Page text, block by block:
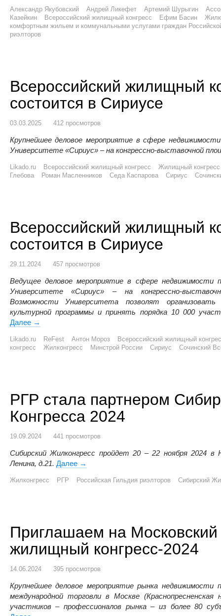
Александр Якубовский Андрей Ликефет Артемий Шурыгин
Казейкин
Всероссийский жилищный конгресс Ефим Басин
комфортным жильем и коммунальными услугами граждан
риэлторов
Всероссийский жилищный
состоится в Сириусе
03.03.2025 412 просмотров
Крупнейшее деловое мероприятие в сфере
Университете «Сириус» – на конгрессно-выставочной
Likado.ru Всероссийский жилищный конгресс
Жилищный конгресс
Глебова
Роман Масленников Седа Каспарова Сириус
Всероссийский жилищный
состоится в Сириусе
29.11.2024 457 просмотров
Ведущее деловое мероприятие в сфере недвижимости
Университете «Сириус» – на конгрессно-
Возможности Университета позволят
культурной программы и принять порядка 10 000
Далее Всероссийский жилищный конгресс 2025 вновь
→
Likado.ru ReFest Антон Мороз
Всероссийский жилищный
конгресс
Жилконгресс Минстрой России Сириус Сочинский
РГР стала партнером
Конгресса 2024
19.09.2024 441 просмотров
Сибирский Жилконгресс пройдет 20 – 22 ноября 2024
Ленина, д.21. Далее РГР стала партнером Сибирского
→
Жилконгресс РГР Российская Гильдия риэлторов Сибирский
Приглашаем на
жилищный конгресс-2024
14.06.2024 395 просмотров
Крупнейшее деловое мероприятие рынка
международной торговли в Москве
участников – профессионалов рынка – из более 80